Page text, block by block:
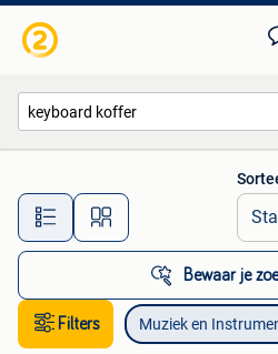
Alle
Bewaar je
Filters Muziek en